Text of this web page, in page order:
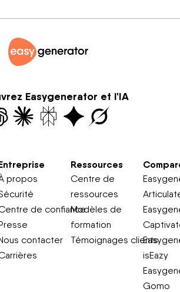
Easygenerator et l'IA
propos
de confiance
contacter
Ressources
Centre de
ressources
Modèles de
formation
Témoignages clients
isEazy
Gomo